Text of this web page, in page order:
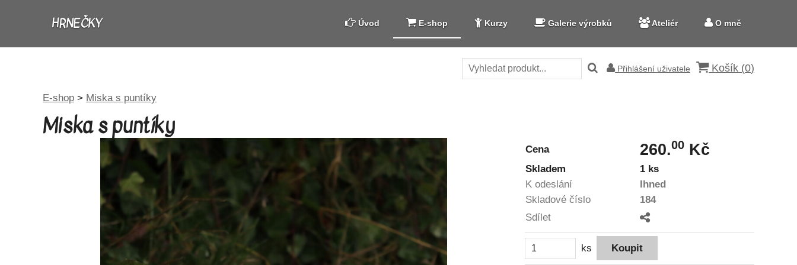
HRNEČKY Úvod E-shop Kurzy Galerie výrobků Ateliér O mně
Přihlášení uživatele Košík (0)
E-shop > Miska s puntíky
Miska s puntíky
Cena 260.00 Kč
Skladem
1 ks
K odeslání
Ihned
Skladové číslo
184
Sdílet
ks